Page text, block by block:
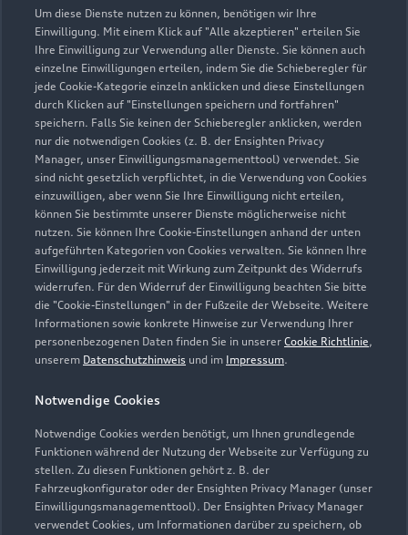
Um diese Dienste nutzen zu können, benötigen wir Ihre
Einwilligung. Mit einem Klick auf "Alle akzeptieren" erteilen Sie
Ihre Einwilligung zur Verwendung aller Dienste. Sie können auch
einzelne Einwilligungen erteilen, indem Sie die Schieberegler für
jede Cookie-Kategorie einzeln anklicken und diese Einstellungen
durch Klicken auf "Einstellungen speichern und fortfahren"
speichern. Falls Sie keinen der Schieberegler anklicken, werden
nur die notwendigen Cookies (z. B. der Ensighten Privacy
Manager, unser Einwilligungsmanagementtool) verwendet. Sie
sind nicht gesetzlich verpflichtet, in die Verwendung von Cookies
einzuwilligen, aber wenn Sie Ihre Einwilligung nicht erteilen,
können Sie bestimmte unserer Dienste möglicherweise nicht
nutzen. Sie können Ihre Cookie-Einstellungen anhand der unten
aufgeführten Kategorien von Cookies verwalten. Sie können Ihre
Einwilligung jederzeit mit Wirkung zum Zeitpunkt des Widerrufs
widerrufen. Für den Widerruf der Einwilligung beachten Sie bitte
die "Cookie-Einstellungen" in der Fußzeile der Webseite. Weitere
Informationen sowie konkrete Hinweise zur Verwendung Ihrer
personenbezogenen Daten finden Sie in unserer Cookie Richtlinie,
unserem Datenschutzhinweis und im Impressum.
Notwendige Cookies
Notwendige Cookies werden benötigt, um Ihnen grundlegende
Funktionen während der Nutzung der Webseite zur Verfügung zu
stellen. Zu diesen Funktionen gehört z. B. der
Fahrzeugkonfigurator oder der Ensighten Privacy Manager (unser
Einwilligungsmanagementtool). Der Ensighten Privacy Manager
verwendet Cookies, um Informationen darüber zu speichern, ob
Verkauf
Geschlossen, öffnet am Montag 08:30
Service
Geschlossen,öffnet amMontag 07:00
Schautag: Kein Schautag!
Zur Reparatur